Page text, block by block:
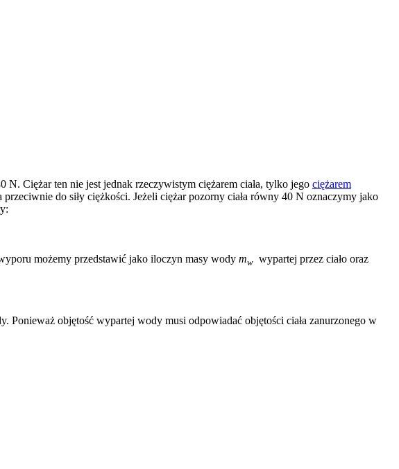
Ciężar ten nie jest jednak rzeczywistym ciężarem ciała, tylko jego ciężarem
do siły ciężkości. Jeżeli ciężar pozorny ciała równy 40 N oznaczymy jako
możemy przedstawić jako iloczyn masy wody mw wypartej przez ciało oraz
Ponieważ objętość wypartej wody musi odpowiadać objętości ciała zanurzonego w